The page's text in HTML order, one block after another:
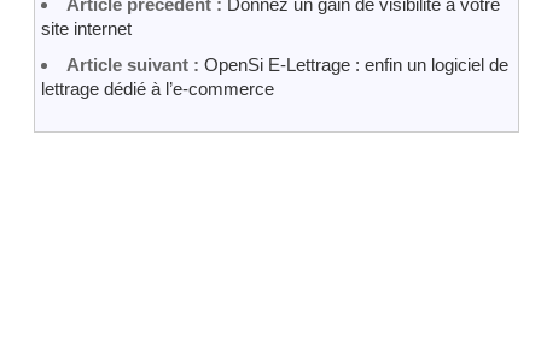
Article précédent : Donnez un gain de visibilité à votre
site internet
Article suivant : OpenSi E-Lettrage : enfin un logiciel de
lettrage dédié à l’e-commerce